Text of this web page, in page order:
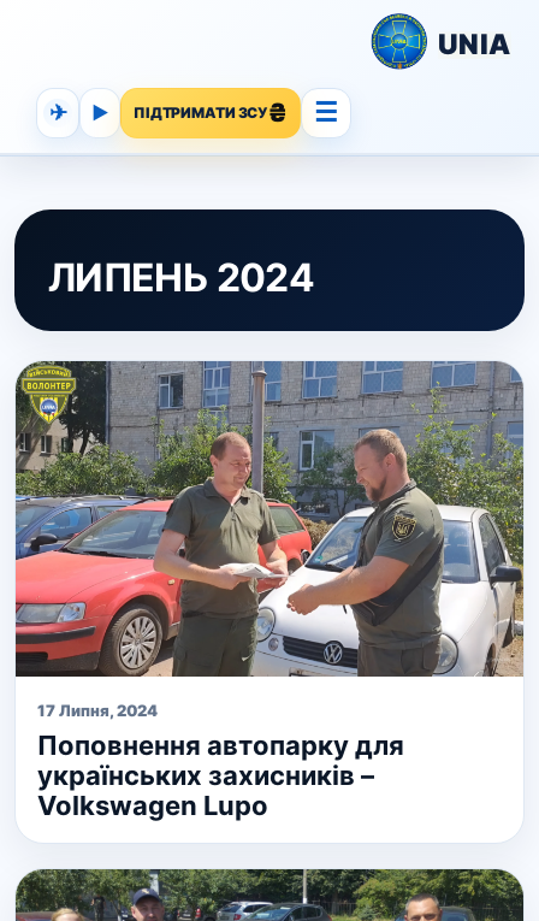
UNIA
✈ ▶ ПІДТРИМАТИ ЗСУ ☰
ЛИПЕНЬ 2024
17 Липня, 2024
Поповнення автопарку для
українських захисників –
Volkswagen Lupo